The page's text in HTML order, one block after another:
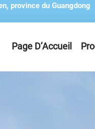
province du Guangdong
Page D’Accueil